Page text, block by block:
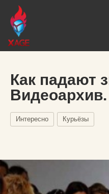
Как падают
Видеоархив.
Интересно Курьёзы